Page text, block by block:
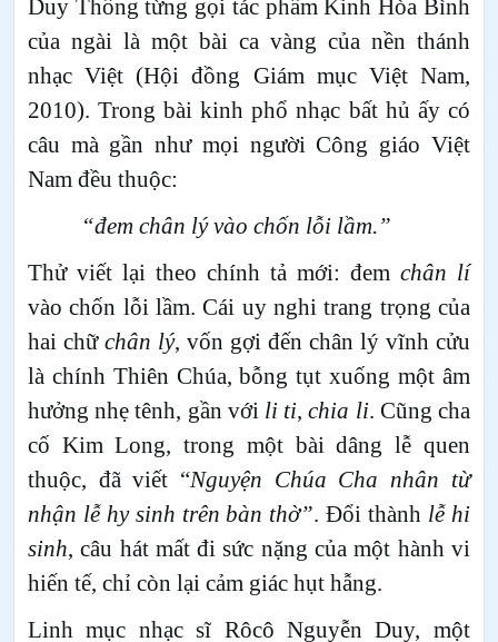
Duy Thống từng gọi tác phẩm Kinh Hòa Bình
của ngài là một bài ca vàng của nền thánh
nhạc Việt (Hội đồng Giám mục Việt Nam,
2010). Trong bài kinh phổ nhạc bất hủ ấy có
câu mà gần như mọi người Công giáo Việt
Nam đều thuộc:
“đem chân lý vào chốn lỗi lầm.”
Thử viết lại theo chính tả mới: đem chân lí
vào chốn lỗi lầm. Cái uy nghi trang trọng của
hai chữ chân lý, vốn gợi đến chân lý vĩnh cửu
là chính Thiên Chúa, bỗng tụt xuống một âm
hưởng nhẹ tênh, gần với li ti,chia li. Cũng cha
cố Kim Long, trong một bài dâng lễ quen
thuộc, đã viết “Nguyện Chúa Cha nhân từ
nhận lễ hy sinh trên bàn thờ”. Đổi thành lễ hi
sinh, câu hát mất đi sức nặng của một hành vi
hiến tế, chỉ còn lại cảm giác hụt hẫng.
Linh mục nhạc sĩ Rôcô Nguyễn Duy, một